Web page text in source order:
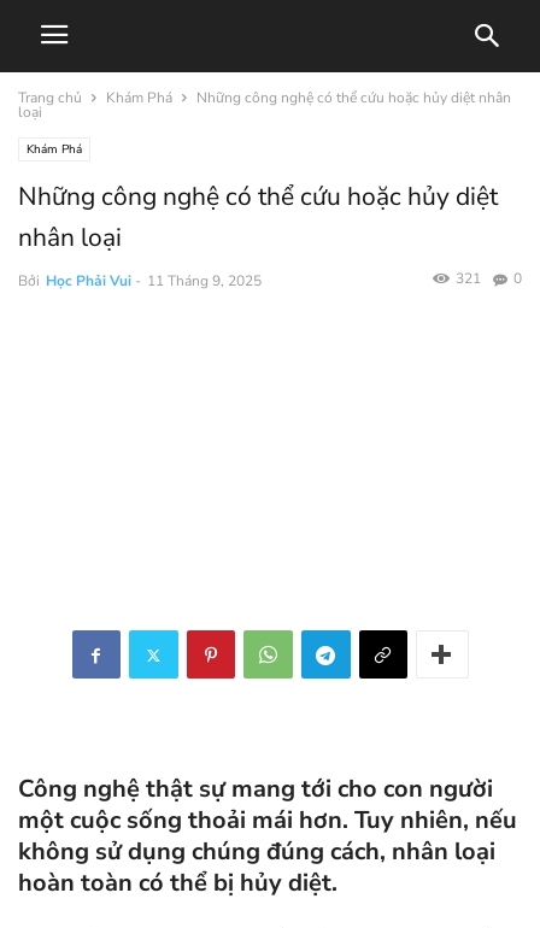
Trang chủ Khám Phá Những công nghệ có thể cứu hoặc hủy diệt nhân
loại
Khám Phá
Những công nghệ có thể cứu hoặc hủy diệt
nhân loại
Bởi Học Phải Vui - 11 Tháng 9, 2025 0
321
Công nghệ thật sự mang tới cho con người
một cuộc sống thoải mái hơn. Tuy nhiên, nếu
không sử dụng chúng đúng cách, nhân loại
hoàn toàn có thể bị hủy diệt.